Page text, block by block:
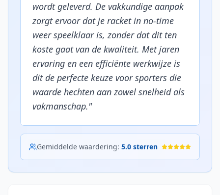
wordt geleverd. De vakkundige aanpak
zorgt ervoor dat je racket in no-time
weer speelklaar is, zonder dat dit ten
koste gaat van de kwaliteit. Met jaren
ervaring en een efficiënte werkwijze is
dit de perfecte keuze voor sporters die
waarde hechten aan zowel snelheid als
vakmanschap."
Gemiddelde waardering: 5.0 sterren